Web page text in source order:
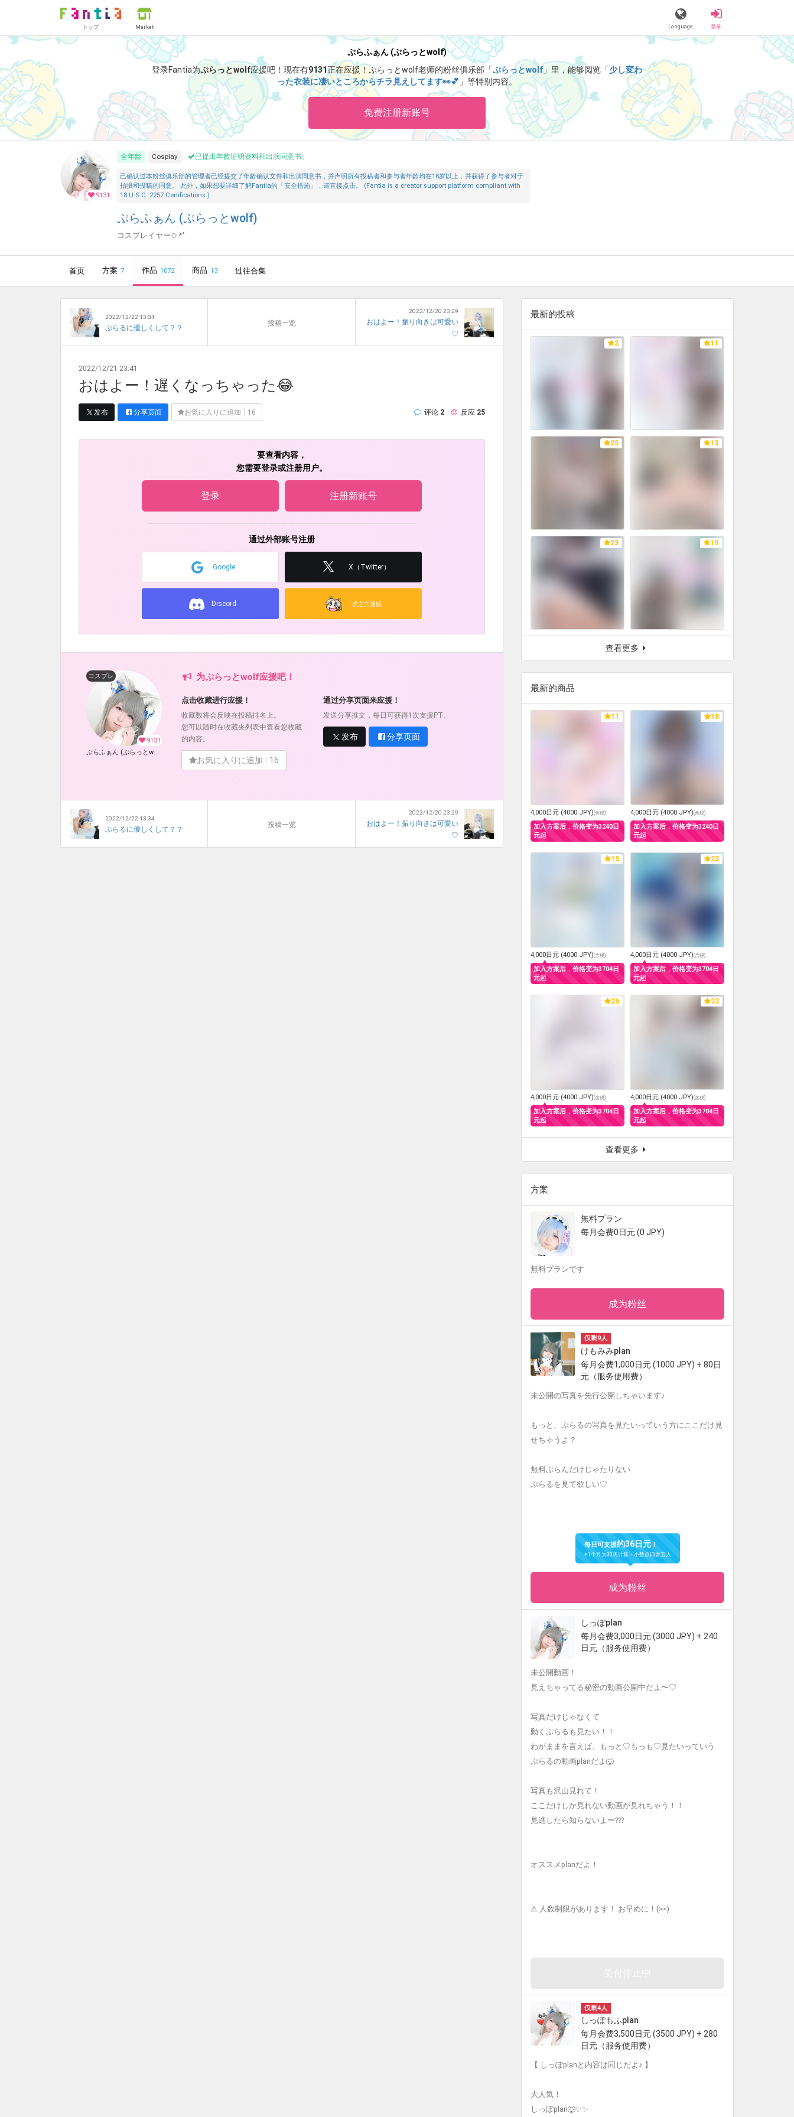
トップ Market Language 登录
ぷらふぁん (ぷらっとwolf)
登录Fantia为ぷらっとwolf应援吧！ 现在有9131正在应援！ぷらっとwolf老师的粉丝俱乐部「ぷらっとwolf 」里，能够阅览「少し変わ
った衣装に凄いところからチラ見えしてます👀💕 」等特别内容。
免费注册新账号
9131
全年龄 Cosplay 已提出年龄证明资料和出演同意书。
已确认过本粉丝俱乐部的管理者已经提交了年龄确认文件和出演同意书，并声明所有投稿者和参与者年龄均在18岁以上，并获得了参与者对于
拍摄和投稿的同意。 此外，如果想要详细了解Fantia的「安全措施」，请直接点击。 (Fantia is a creator support platform compliant with
18 U.S.C. 2257 Certifications.)
ぷらふぁん (ぷらっとwolf)
コスプレイヤー✩.*˚
首页 方案 7 作品 1072 商品 13 过往合集
2022/12/22 13:34
ぷらるに優しくして？？
投稿一览
2022/12/20 23:29
おはよー！振り向きは可愛い
♡
2022/12/21 23:41
おはよー！遅くなっちゃった😂
发布 分享页面 お気に入りに追加 16 评论 2 反应 25
要查看内容，
您需要登录或注册用户。
登录 注册新账号
通过外部账号注册
Google X（Twitter）
Discord 虎之穴通贩
9131
コスプレ
ぷらふぁん (ぷらっとwolf)
为ぷらっとwolf应援吧！
点击收藏进行应援！
收藏数将会反映在投稿排名上。
您可以随时在收藏夹列表中查看您收藏
的内容。
お気に入りに追加 16
通过分享页面来应援！
发送分享推文，每日可获得1次支援PT。
发布 分享页面
2022/12/22 13:34
ぷらるに優しくして？？
投稿一览
2022/12/20 23:29
おはよー！振り向きは可愛い
♡
最新的投稿
2 11
25 13
23 19
查看更多
最新的商品
11
4,000日元 (4000 JPY)(含税)
加入方案后，价格变为3240日
元起
18
4,000日元 (4000 JPY)(含税)
加入方案后，价格变为3240日
元起
15
4,000日元 (4000 JPY)(含税)
加入方案后，价格变为3704日
元起
23
4,000日元 (4000 JPY)(含税)
加入方案后，价格变为3704日
元起
26
4,000日元 (4000 JPY)(含税)
加入方案后，价格变为3704日
元起
33
4,000日元 (4000 JPY)(含税)
加入方案后，价格变为3704日
元起
查看更多
方案
無料プラン
每月会费0日元 (0 JPY)
無料プランです
成为粉丝
仅剩9人
けもみみplan
每月会费1,000日元 (1000 JPY) + 80日
元（服务使用费）
未公開の写真を先行公開しちゃいます♪
もっと、ぷらるの写真を見たいっていう方にここだけ見
せちゃうよ？
無料ぷらんだけじゃたりない
ぷらるを見て欲しい♡
每日可支援约36日元！
※1个月为30天计算・小数点四舍五入
成为粉丝
しっぽplan
每月会费3,000日元 (3000 JPY) + 240
日元（服务使用费）
未公開動画！
見えちゃってる秘密の動画公開中だよ〜♡
写真だけじゃなくて
動くぷらるも見たい！！
わがままを言えば、もっと♡もっも♡見たいっていう
ぷらるの動画planだよ🐺
写真も沢山見れて！
ここだけしか見れない動画が見れちゃう！！
見逃したら知らないよー???
オススメplanだよ！
⚠︎ 人数制限があります！ お早めに！(><)
仅剩4人
しっぽもふplan
每月会费3,500日元 (3500 JPY) + 280
日元（服务使用费）
【 しっぽplanと内容は同じだよ♪ 】
大人気！
しっぽplan🐺✨✨